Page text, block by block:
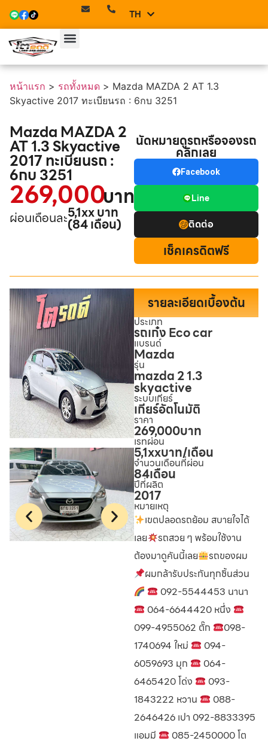
TH
EN
หน้าแรก > รถทั้งหมด > Mazda MAZDA 2 AT 1.3
Skyactive 2017 ทะเบียนรถ : 6กบ 3251
Mazda MAZDA 2
AT 1.3 Skyactive
2017 ทะเบียนรถ :
6กบ 3251
269,000บาท
ผ่อนเดือนละ5,1xx บาท
(84 เดือน)
นัดหมายดูรถหรือจองรถ
คลิกเลย
Facebook
Line
ติดต่อ
เช็คเครดิตฟรี
รายละเอียดเบื้องต้น
ประเภท
รถเก๋ง Eco car
แบรนด์
Mazda
รุ่น
mazda 2 1.3
skyactive
ระบบเกียร์
เกียร์อัตโนมัติ
ราคา
269,000บาท
เรทผ่อน
5,1xxบาท/เดือน
จำนวนเดือนที่ผ่อน
84เดือน
ปีที่ผลิต
2017
หมายเหตุ
เขตปลอดรถย้อม สบายใจได้
เลย
รถสวย ๆ พร้อมใช้งาน
ต้องมาดูคันนี้เลย
รถของผม
ผมกล้ารับประกันทุกชิ้นส่วน
092-5544453 นานา
064-6644420 หนึ่ง
099-4955062 ตั๊ก
098-
1740694 ใหม่
094-
6059693 มุก
064-
6465420 โด่ง
093-
1843222 หวาน
088-
2646426 เปา 092-8833395
แอมมี
085-2450000 โต